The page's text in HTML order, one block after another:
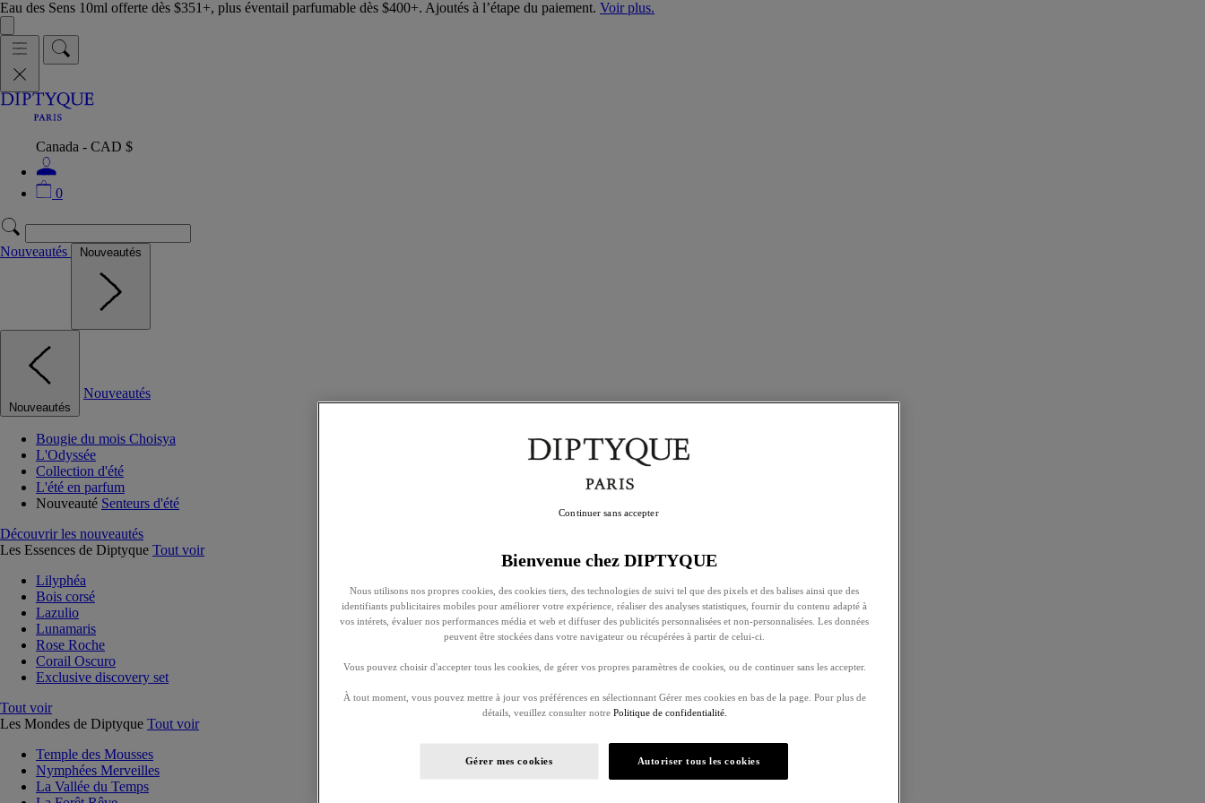
Eau des Sens 10ml offerte dès $351+, plus éventail parfumable dès $400+. Ajoutés à l’étape du paiement. Voir plus.
Canada - CAD $
0
Nouveautés Nouveautés
Nouveautés
Nouveautés
Bougie du mois Choisya
L'Odyssée
Collection d'été
L'été en parfum
Nouveauté Senteurs d'été
Découvrir les nouveautés
Les Essences de Diptyque Tout voir
Lilyphéa
Bois corsé
Lazulio
Lunamaris
Rose Roche
Corail Oscuro
Exclusive discovery set
Tout voir
Les Mondes de Diptyque Tout voir
Temple des Mousses
Nymphées Merveilles
La Vallée du Temps
Bienvenue chez DIPTYQUE
Nous utilisons nos propres cookies, des cookies tiers, des technologies de suivi tel que des pixels et des balises ainsi que des
identifiants publicitaires mobiles pour améliorer votre expérience, réaliser des analyses statistiques, fournir du contenu adapté à
vos intérets, évaluer nos performances média et web et diffuser des publicités personnalisées et non-personnalisées. Les données
peuvent être stockées dans votre navigateur ou récupérées à partir de celui-ci.
Vous pouvez choisir d'accepter tous les cookies, de gérer vos propres paramètres de cookies, ou de continuer sans les accepter.
À tout moment, vous pouvez mettre à jour vos préférences en sélectionnant Gérer mes cookies en bas de la page. Pour plus de
détails, veuillez consulter notre Politique de confidentialité.
Gérer mes cookies Autoriser tous les cookies
Continuer sans accepter